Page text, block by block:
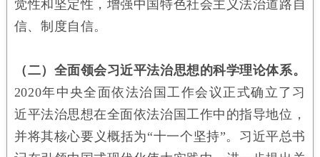
觉性和坚定性，增强中国特色社会主义法治道路自
信、制度自信。
（二）全面领会习近平法治思想的科学理论体系。
2020年中央全面依法治国工作会议正式确立了习
近平法治思想在全面依法治国工作中的指导地位，
并将其核心要义概括为“十一个坚持”。习近平总书